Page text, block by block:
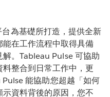
為基礎所打造，提供全新
在工作流程中取得具備
。Tableau Pulse 可協助
整合到日常工作中，更
能協助您超越「如何
資料背後的原因，您不